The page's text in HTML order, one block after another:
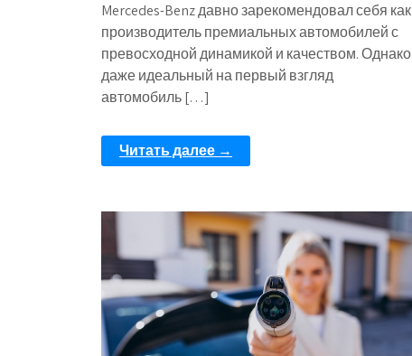
Mercedes-Benz давно зарекомендовал себя как
производитель премиальных автомобилей с
превосходной динамикой и качеством. Однако
даже идеальный на первый взгляд
автомобиль […]
Читать далее →